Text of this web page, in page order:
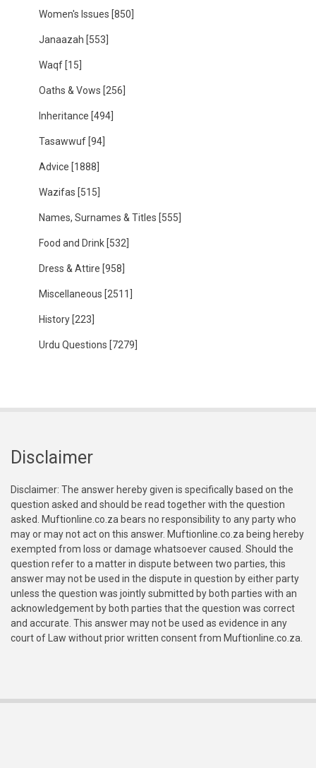
Women's Issues [850]
Janaazah [553]
Waqf [15]
Oaths & Vows [256]
Inheritance [494]
Tasawwuf [94]
Advice [1888]
Wazifas [515]
Names, Surnames & Titles [555]
Food and Drink [532]
Dress & Attire [958]
Miscellaneous [2511]
History [223]
Urdu Questions [7279]
Disclaimer
Disclaimer: The answer hereby given is specifically based on the
question asked and should be read together with the question
asked. Muftionline.co.za bears no responsibility to any party who
may or may not act on this answer. Muftionline.co.za being hereby
exempted from loss or damage whatsoever caused. Should the
question refer to a matter in dispute between two parties, this
answer may not be used in the dispute in question by either party
unless the question was jointly submitted by both parties with an
acknowledgement by both parties that the question was correct
and accurate. This answer may not be used as evidence in any
court of Law without prior written consent from Muftionline.co.za.